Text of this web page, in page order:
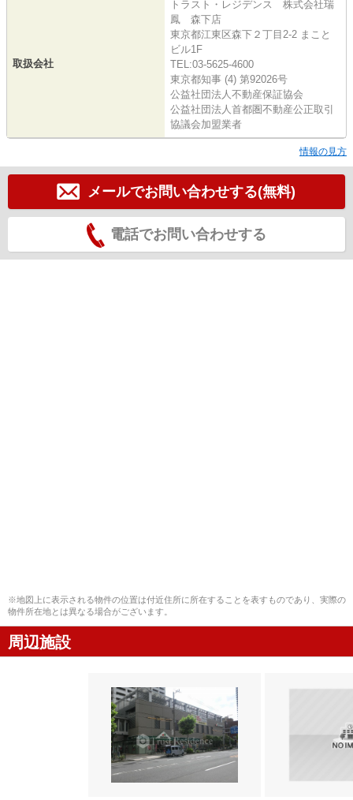
取扱会社
トラスト・レジデンス 株式会社瑞
鳳 森下店
東京都江東区森下２丁目2-2 まこと
ビル1F
TEL:03-5625-4600
東京都知事 (4) 第92026号
公益社団法人不動産保証協会
公益社団法人首都圏不動産公正取引
協議会加盟業者
情報の見方
メールでお問い合わせする(無料)
電話でお問い合わせする
※地図上に表示される物件の位置は付近住所に所在することを表すものであり、実際の
物件所在地とは異なる場合がございます。
周辺施設